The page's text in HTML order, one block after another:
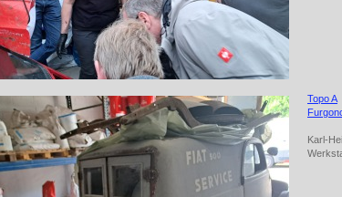
Topo A
Karl-